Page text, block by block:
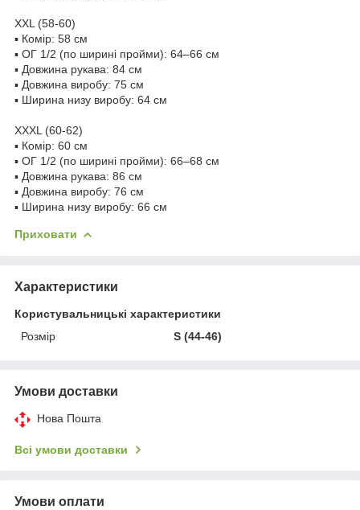
XXL (58-60)
▪ Комір: 58 см
▪ ОГ 1/2 (по ширині пройми): 64–66 см
▪ Довжина рукава: 84 см
▪ Довжина виробу: 75 см
▪ Ширина низу виробу: 64 см
XXXL (60-62)
▪ Комір: 60 см
▪ ОГ 1/2 (по ширині пройми): 66–68 см
▪ Довжина рукава: 86 см
▪ Довжина виробу: 76 см
▪ Ширина низу виробу: 66 см
Приховати
Характеристики
Користувальницькі характеристики
Розмір
S (44-46)
Умови доставки
Нова Пошта
Всі умови доставки
Умови оплати